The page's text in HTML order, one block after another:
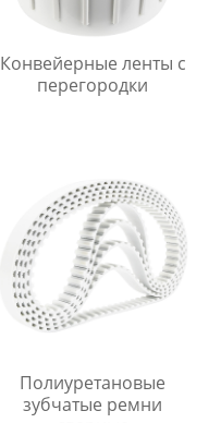
Конвейерные ленты с
перегородки
Полиуретановые
зубчатые ремни